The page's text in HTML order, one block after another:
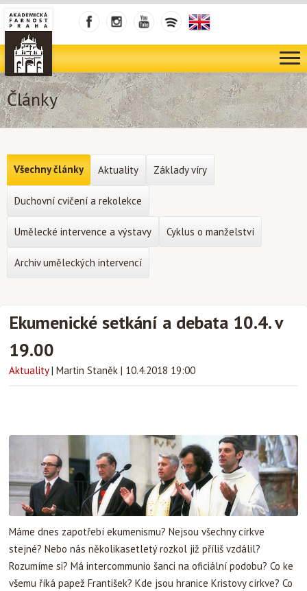
Články
Ekumenické setkání a debata 10.4. v
19.00
Aktuality | Martin Staněk | 10.4.2018 19:00
Máme dnes zapotřebí ekumenismu? Nejsou všechny církve
stejné? Nebo nás několikasetletý rozkol již příliš vzdálil?
Rozumíme si? Má intercommunio šanci na oficiální podobu? Co ke
všemu říká papež František? Kde jsou hranice Kristovy církve? Co
Všechny články Aktuality Základy víry
Duchovní cvičení a rekolekce
Umělecké intervence a výstavy Cyklus o manželství
Archiv uměleckých intervencí